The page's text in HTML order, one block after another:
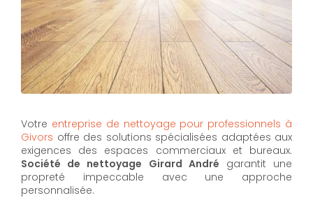
Votre entreprise de nettoyage pour professionnels à
Givors offre des solutions spécialisées adaptées aux
exigences des espaces commerciaux et bureaux.
Société de nettoyage Girard André garantit une
propreté impeccable avec une approche
personnalisée.